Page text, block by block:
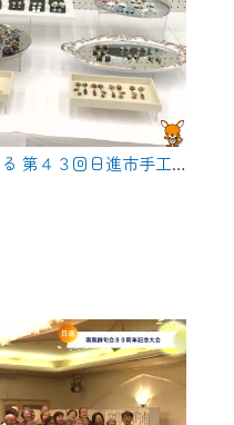
【日進】手作りの温かみ感じる 第４３回日進市手工芸連盟展